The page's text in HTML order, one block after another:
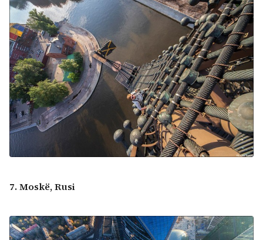
7. Moskë, Rusi